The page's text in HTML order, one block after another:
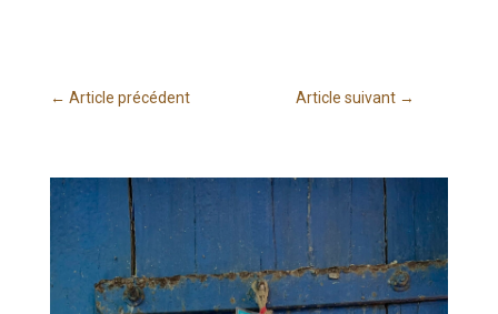
← Article précédent Article suivant →